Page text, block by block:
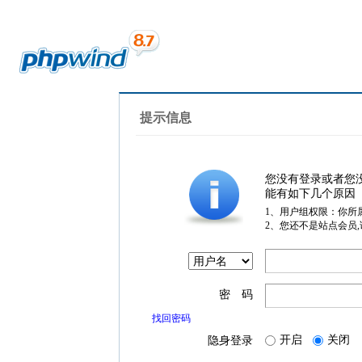
提示信息
您没有登录或者您
能有如下几个原因
1、用户组权限：你所
2、您还不是站点会员
密 码
找回密码
隐身登录 开启 关闭